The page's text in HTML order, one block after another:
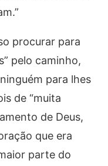
procurar para
pelo caminho,
para lhes
de “muita
de Deus,
que era
parte do